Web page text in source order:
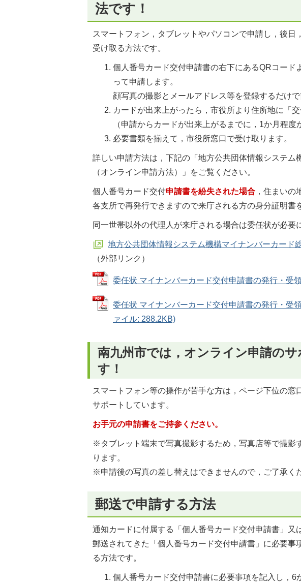
法です！
スマートフォン，タブレットやパソコンで申請し，後日
受け取る方法です。
個人番号カード交付申請書の右下にあるQRコード
って申請します。
顔写真の撮影とメールアドレス等を登録するだけで
カードが出来上がったら，市役所より住所地に「
（申請からカードが出来上がるまでに，1か月程度
必要書類を揃えて，市役所窓口で受け取ります。
詳しい申請方法は，下記の「地方公共団体情報システム
（オンライン申請方法）」をご覧ください。
個人番号カード交付申請書を紛失された場合 ，住まいの
各支所で再発行できますので来庁される方の身分証明書
同一世帯以外の代理人が来庁される場合は委任状が必要
地方公共団体情報システム機構マイナンバーカード
（外部リンク）
委任状 マイナンバーカード交付申請書の発行・受
委任状 マイナンバーカード交付申請書の発行・受
ァイル: 288.2KB)
南九州市では，オンライン申請の
す！
スマートフォン等の操作が苦手な方は，ページ下位の窓
サポートしています。
お手元の申請書をご持参ください。
※タブレット端末で写真撮影するため，写真店等で撮影
ります。
※申請後の写真の差し替えはできませんので，ご了承く
郵送で申請する方法
通知カードに付属する「個人番号カード交付申請書」又
郵送されてきた「個人番号カード交付申請書」に必要事
る方法です。
個人番号カード交付申請書に必要事項を記入し，6